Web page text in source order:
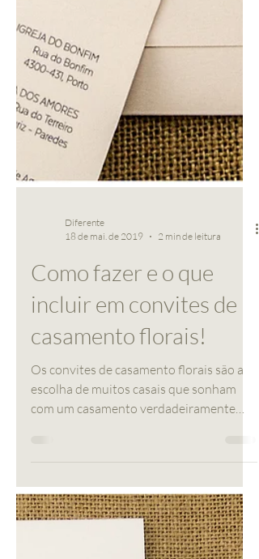
Diferente
Como fazer e o que
incluir em convites de
Os convites de casamento florais são a
escolha de muitos casais que sonham
com um casamento verdadeiramente
romântico. Estes convites de...